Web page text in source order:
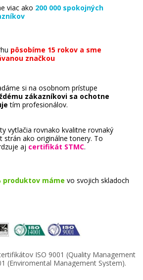
viac ako 200 000 spokojných
pôsobíme 15 rokov a sme
značkou
si na osobnom prístupe
zákazníkovi sa ochotne
tím profesionálov.
vytlačia rovnako kvalitne rovnaký
strán ako originálne tonery. To
aj certifikát STMC.
produktov máme vo svojich skladoch
ISO 9001 (Quality Management
(Enviromental Management System).